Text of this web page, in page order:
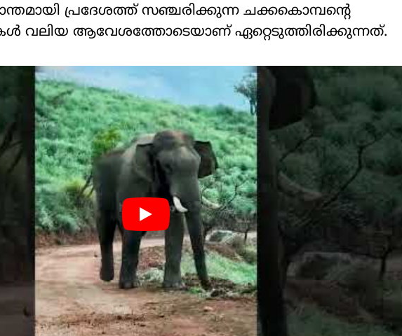
പ്രദേശത്ത് സഞ്ചരിക്കുന്ന ചക്കകൊമ്പന്റെ
വലിയ ആവേശത്തോടെയാണ് ഏറ്റെടുത്തിരിക്കുന്നത്.